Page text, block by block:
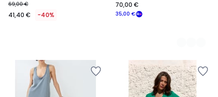
69,00 €
41,40 € -40% 35,00 €
70,00 €